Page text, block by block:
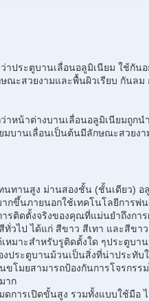
าประตูบานเลื่อนอลูมิเนียม ใช้กั
ณะสวยงามและพื้นผิวเรียบ กันลม
าหน้าต่างบานเลื่อนอลูมิเนียมถู
บานเลื่อนเป็นต้นมีลักษณะสวยง
ทานสูง ม่านสองชั้น (ชั้นเดียว)
ขึ้นภายนอกใช้เทคโนโลยีการพ่
รติดตั้งจริงของคุณที่แม่นยำถึงก
วไป ได้แก่ สีขาว สีเทา และสีขาว
มาะสำหรับรูติดตั้งใด ๆประตูบ
งประตูบานม้วนเป็นสิ่งที่น่าประทั
โมยสามารถป้องกันการโจรกร
าก
การเปิดขั้นสูง รวมทั้งแบบใช้มือ